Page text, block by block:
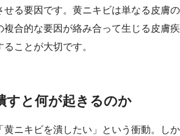
せる要因です。黄ニキビは単なる皮膚の
複合的な要因が絡み合って生じる皮膚疾
ことが大切です。
すと何が起きるのか
黄ニキビを潰したい」という衝動。しか